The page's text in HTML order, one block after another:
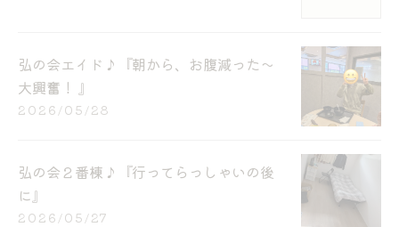
弘の会エイド♪『朝から、お腹減った〜
大興奮！ 』
2026/05/28
弘の会２番棟♪『行ってらっしゃいの後
に』
2026/05/27